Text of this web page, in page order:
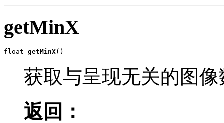
getMinX
float getMinX()
获取与呈现无关的图
返回：